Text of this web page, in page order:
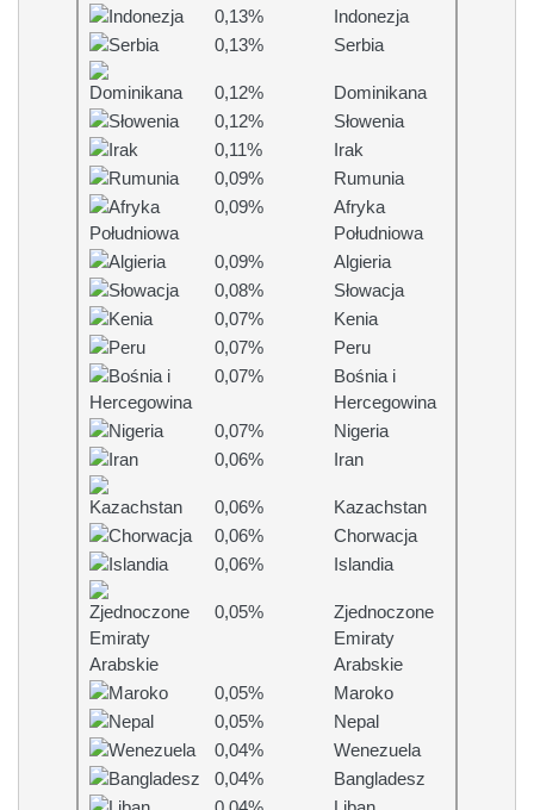
0,13%
Indonezja
0,13%
Serbia
0,12%
Dominikana
0,12%
Słowenia
0,11%
Irak
0,09%
Rumunia
0,09%
Afryka
Południowa
0,09%
Algieria
0,08%
Słowacja
0,07%
Kenia
0,07%
Peru
0,07%
Bośnia i
Hercegowina
0,07%
Nigeria
0,06%
Iran
0,06%
Kazachstan
0,06%
Chorwacja
0,06%
Islandia
0,05%
Zjednoczone
Emiraty
Arabskie
0,05%
Maroko
0,05%
Nepal
0,04%
Wenezuela
0,04%
Bangladesz